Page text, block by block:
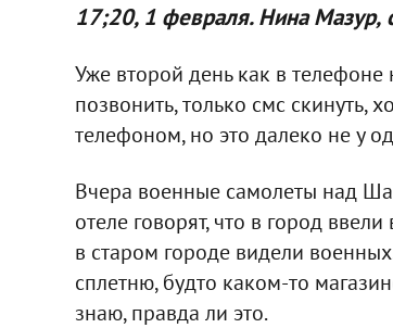
17;20, 1 февраля. Нина Мазур,
Уже второй день как в
позвонить, только смс скинуть,
телефоном, но это далеко не у
Вчера военные самолеты над
отеле говорят, что в город
в старом городе видели
сплетню, будто каком-то
знаю, правда ли это.